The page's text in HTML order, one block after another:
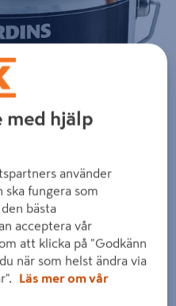
med hjälp
använder
fungera som
bästa
acceptera vår
att klicka på "Godkänn
när som helst ändra via
Läs mer om vår